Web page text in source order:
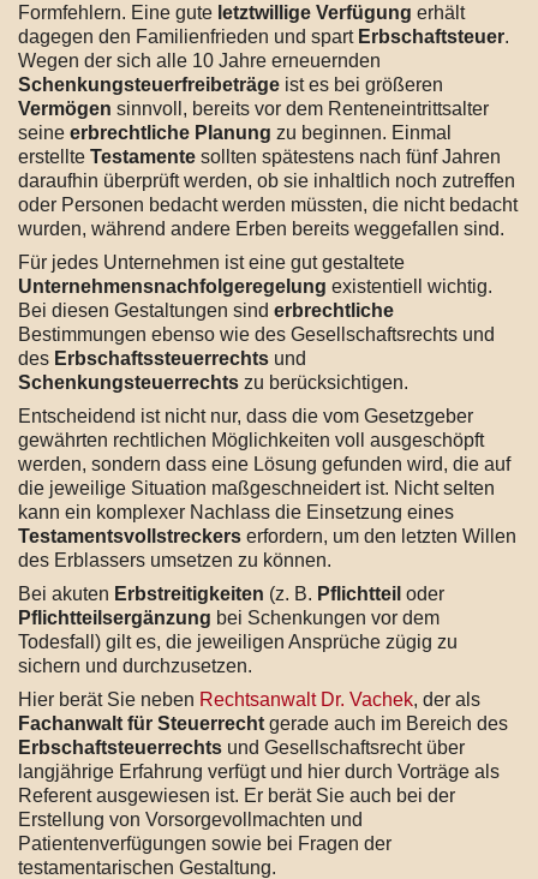
Formfehlern. Eine gute letztwillige Verfügung erhält
dagegen den Familienfrieden und spart Erbschaftsteuer.
Wegen der sich alle 10 Jahre erneuernden
Schenkungsteuerfreibeträge ist es bei größeren
Vermögen sinnvoll, bereits vor dem Renteneintrittsalter
seine erbrechtliche Planung zu beginnen. Einmal
erstellte Testamente sollten spätestens nach fünf Jahren
daraufhin überprüft werden, ob sie inhaltlich noch zutreffen
oder Personen bedacht werden müssten, die nicht bedacht
wurden, während andere Erben bereits weggefallen sind.
Für jedes Unternehmen ist eine gut gestaltete
Unternehmensnachfolgeregelung existentiell wichtig.
Bei diesen Gestaltungen sind erbrechtliche
Bestimmungen ebenso wie des Gesellschaftsrechts und
des Erbschaftssteuerrechts und
Schenkungsteuerrechts zu berücksichtigen.
Entscheidend ist nicht nur, dass die vom Gesetzgeber
gewährten rechtlichen Möglichkeiten voll ausgeschöpft
werden, sondern dass eine Lösung gefunden wird, die auf
die jeweilige Situation maßgeschneidert ist. Nicht selten
kann ein komplexer Nachlass die Einsetzung eines
Testamentsvollstreckers erfordern, um den letzten Willen
des Erblassers umsetzen zu können.
Bei akuten Erbstreitigkeiten (z. B. Pflichtteil oder
Pflichtteilsergänzung bei Schenkungen vor dem
Todesfall) gilt es, die jeweiligen Ansprüche zügig zu
sichern und durchzusetzen.
Hier berät Sie neben Rechtsanwalt Dr. Vachek, der als
Fachanwalt für Steuerrecht gerade auch im Bereich des
Erbschaftsteuerrechts und Gesellschaftsrecht über
langjährige Erfahrung verfügt und hier durch Vorträge als
Referent ausgewiesen ist. Er berät Sie auch bei der
Erstellung von Vorsorgevollmachten und
Patientenverfügungen sowie bei Fragen der
testamentarischen Gestaltung.